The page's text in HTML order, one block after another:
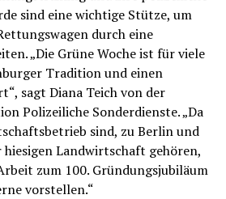
sind eine wichtige Stütze, um
durch eine
„Die Grüne Woche ist für viele
Tradition und einen
sagt Diana Teich von der
Polizeiliche Sonderdienste. „Da
sind, zu Berlin und
Landwirtschaft gehören,
zum 100. Gründungsjubiläum
vorstellen.“